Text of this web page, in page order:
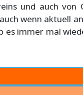
und auch von
wenn aktuell
es immer mal